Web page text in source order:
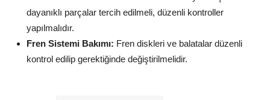
dayanıklı parçalar tercih edilmeli, düzenli kontroller
yapılmalıdır.
Fren Sistemi Bakımı: Fren diskleri ve balatalar düzenli
kontrol edilip gerektiğinde değiştirilmelidir.